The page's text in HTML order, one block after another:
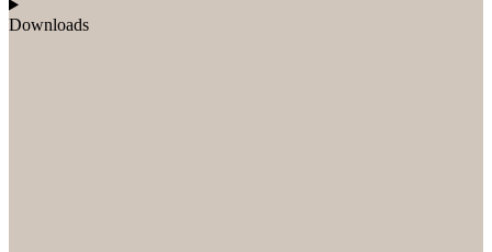
Downloads